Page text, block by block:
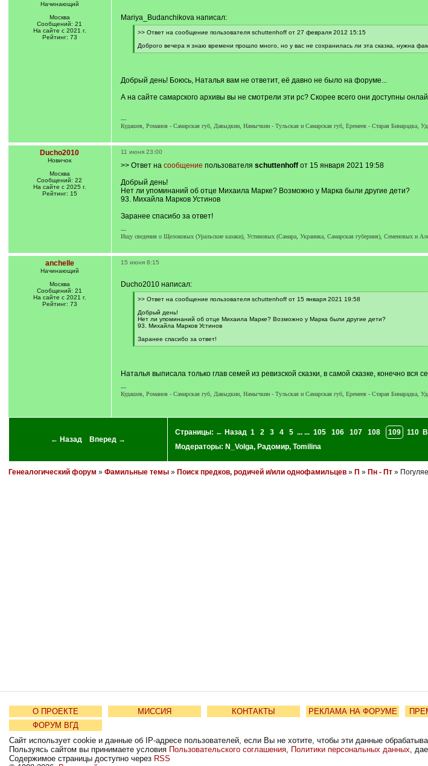
Начинающий
Москва
Сообщений: 21
На сайте с 2021 г.
Рейтинг: 73
Mariya_Budanchikova написал:
[
]
>> Ответ на сообщение пользователя schuttenhoff от 27 февраля 2012 15:15
Доброго вечера я знаю времени прошло много, но у вас не сохранилась ли эта сказка, нужна
[
Добрый день! Боюсь, Наталья вам не ответит, её давно не было на форуме...
А на сайте самарского архивы вы не смотрели эти рс? Скорее всего они доступны
---
Кудашев, Романов - Самарская губ, Давыдкин, Намычкин - Тульская и Самарская губ, Еремеев - Старая Бинарадка,
Ducho2010
Новичок
Москва
Сообщений: 22
На сайте с 2025 г.
Рейтинг: 15
11 июня 23:00
>> Ответ на сообщение пользователя schuttenhoffот 15 января 2021 19:58
Добрый день!
Нет ли упоминаний об отце Михаила Марке? Возможно у Марка были другие дети?
93. Михайла Марков Устинов
Заранее спасибо за ответ!
---
Ищу сведения о Щелоковых (Уральские казаки), Устиновых (Самара, Украинка, Самарская губерния), Семеновых и
anchelle
Начинающий
Москва
Сообщений: 21
На сайте с 2021 г.
Рейтинг: 73
15 июня 8:15
Ducho2010 написал:
[
]
>> Ответ на сообщение пользователя schuttenhoff от 15 января 2021 19:58
Добрый день!
Нет ли упоминаний об отце Михаила Марке? Возможно у Марка были другие дети?
93. Михайла Марков Устинов
Заранее спасибо за ответ!
[
Наталья выписала только глав семей из ревизской сказки, в самой сказке, конечно
---
Кудашев, Романов - Самарская губ, Давыдкин, Намычкин - Тульская и Самарская губ, Еремеев - Старая Бинарадка,
← Назад Вперед →
Страницы: ← Назад 1 2 3 4 5 ... ... 105 106 107 108 109 110
Модераторы: N_Volga, Радомир, Tomilina
Генеалогический форум » Фамильные темы» Поиск предков, родичей и/или однофамильцев» П » Пн - Пт»
О ПРОЕКТЕ МИССИЯ КОНТАКТЫ РЕКЛАМА НА ФОРУМЕ
ФОРУМ ВГД
Сайт использует cookie и данные об IP-адресе пользователей, если Вы не хотите, чтобы эти данные
Пользуясь сайтом вы принимаете условия Пользовательского соглашения, Политики персональных данных,
Содержимое страницы доступно через RSS